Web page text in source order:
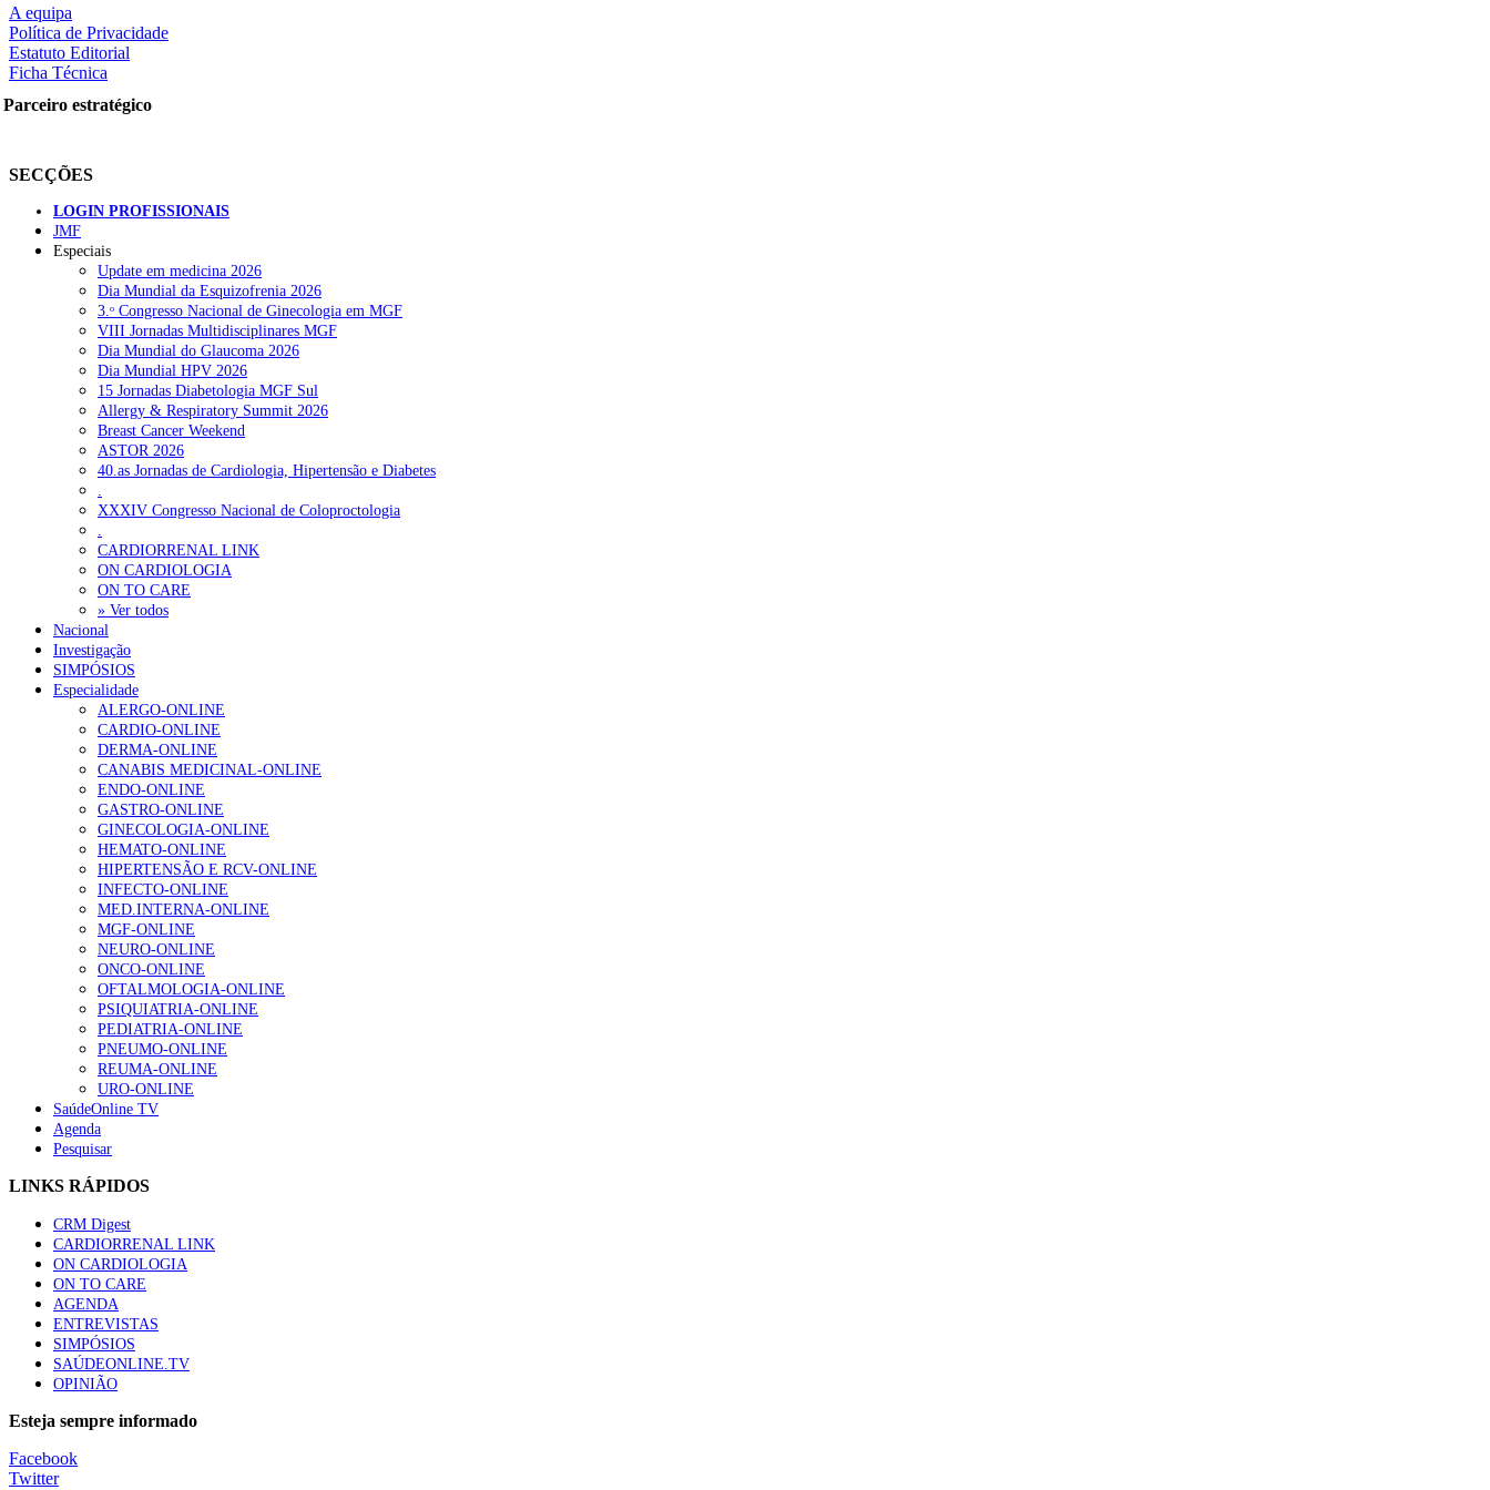
nas redes sociais:
RECENTES
Quase 11.900 jovens recorreram aos cheques psicólogo e nutricionista no primeiro mês
ULS de Coimbra estreia cirurgia endoscópica do ouvido com apoio robótico em Portugal
Enfermeiros exigem esclarecimentos sobre eventual gestão privada da ULS do Algarve
Ordem dos Médicos alerta para riscos no novo sistema de acesso a consultas e cirurgias
Portugal está a formar os médicos de que precisa?
MAIS LIDAS
Enfermagem Forense. “Da urgência ao tribunal, cada gesto conta e cada profissional faz a diferença”
203 visualizações
1.º Episódio do Podcast “Frequência Cardio – Sintoniza-te na Insuficiência Cardíaca” da Bayer
202 visualizações
Alguns milhares de utentes podem ficar sem médico de família com nova regras do registo, alerta associação
160 visualizações
“Os programas de rastreio do cancro do pulmão são custo-efetivos e representam um investimento sustentável para os sistemas de saúde”
94 visualizações
Quase quatro em cada dez doentes com enfarte apresentavam níveis elevados de Lp(a), revela estudo
88 visualizações
Trodelvy aprovado para primeira linha no cancro da mama triplo negativo metastático em doentes não elegíveis para inibidores PD-(L)1
61 visualizações
MAIS NOTÍCIAS
Quase 11.900 jovens recorreram aos cheques psicólogo e nutricionista no primeiro mês
A equipa
Política de Privacidade
Estatuto Editorial
Ficha Técnica
Parceiro estratégico
SECÇÕES
LOGIN PROFISSIONAIS
JMF
Especiais
Update em medicina 2026
Dia Mundial da Esquizofrenia 2026
3.ᵒ Congresso Nacional de Ginecologia em MGF
VIII Jornadas Multidisciplinares MGF
Dia Mundial do Glaucoma 2026
Dia Mundial HPV 2026
15 Jornadas Diabetologia MGF Sul
Allergy & Respiratory Summit 2026
Breast Cancer Weekend
ASTOR 2026
40.as Jornadas de Cardiologia, Hipertensão e Diabetes
.
XXXIV Congresso Nacional de Coloproctologia
.
CARDIORRENAL LINK
ON CARDIOLOGIA
ON TO CARE
» Ver todos
Nacional
Investigação
SIMPÓSIOS
Especialidade
ALERGO-ONLINE
CARDIO-ONLINE
DERMA-ONLINE
CANABIS MEDICINAL-ONLINE
ENDO-ONLINE
GASTRO-ONLINE
GINECOLOGIA-ONLINE
HEMATO-ONLINE
HIPERTENSÃO E RCV-ONLINE
INFECTO-ONLINE
MED.INTERNA-ONLINE
MGF-ONLINE
NEURO-ONLINE
ONCO-ONLINE
OFTALMOLOGIA-ONLINE
PSIQUIATRIA-ONLINE
PEDIATRIA-ONLINE
PNEUMO-ONLINE
REUMA-ONLINE
URO-ONLINE
SaúdeOnline TV
Agenda
Pesquisar
LINKS RÁPIDOS
CRM Digest
CARDIORRENAL LINK
ON CARDIOLOGIA
ON TO CARE
AGENDA
ENTREVISTAS
SIMPÓSIOS
SAÚDEONLINE.TV
OPINIÃO
Esteja sempre informado
Facebook
Twitter